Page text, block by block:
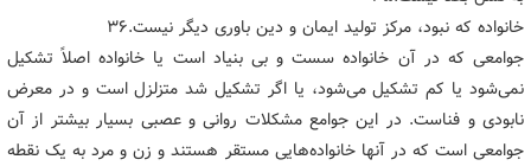
خانواده که نبود، مرکز تولید ایمان و دین باوری دیگر نیست.۳۶
جوامعی که در آن خانواده سست و بی بنیاد است یا خانواده اصلاً تشکیل
نمی‌شود یا کم تشکیل می‌شود، یا اگر تشکیل شد متزلزل است و در معرض
نابودی و فناست. در این جوامع مشکلات روانی و عصبی بسیار بیشتر از آن
جوامعی است که در آنها خانواده‌هایی مستقر هستند و زن و مرد به یک نقطه